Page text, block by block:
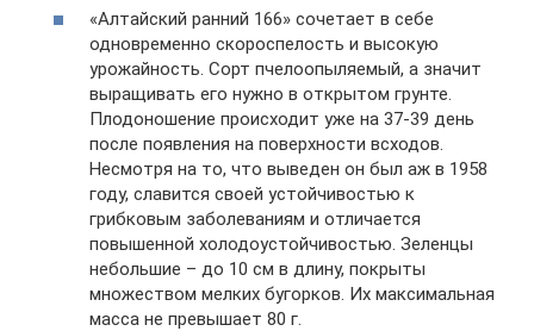
«Алтайский ранний 166» сочетает в себе
одновременно скороспелость и высокую
урожайность. Сорт пчелоопыляемый, а значит
выращивать его нужно в открытом грунте.
Плодоношение происходит уже на 37-39 день
после появления на поверхности всходов.
Несмотря на то, что выведен он был аж в 1958
году, славится своей устойчивостью к
грибковым заболеваниям и отличается
повышенной холодоустойчивостью. Зеленцы
небольшие – до 10 см в длину, покрыты
множеством мелких бугорков. Их максимальная
масса не превышает 80 г.